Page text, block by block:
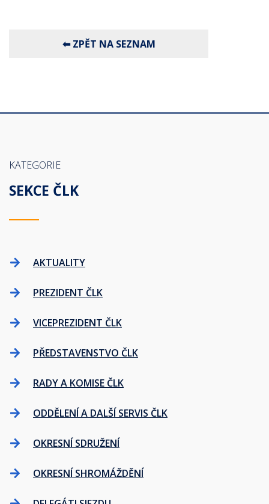
KATEGORIE
SEKCE ČLK
AKTUALITY
PREZIDENT ČLK
VICEPREZIDENT ČLK
PŘEDSTAVENSTVO ČLK
RADY A KOMISE ČLK
ODDĚLENÍ A DALŠÍ SERVIS ČLK
OKRESNÍ SDRUŽENÍ
OKRESNÍ SHROMÁŽDĚNÍ